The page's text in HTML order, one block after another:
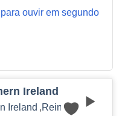
ouvir em segundo
Ireland
Ireland ,Reino Unido